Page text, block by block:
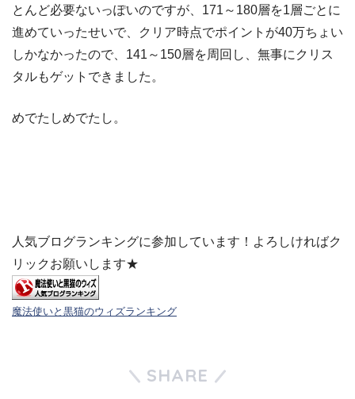
とんど必要ないっぽいのですが、171～180層を1層ごとに
進めていったせいで、クリア時点でポイントが40万ちょい
しかなかったので、141～150層を周回し、無事にクリス
タルもゲットできました。
めでたしめでたし。
人気ブログランキングに参加しています！よろしければク
リックお願いします★
魔法使いと黒猫のウィズランキング
SHARE